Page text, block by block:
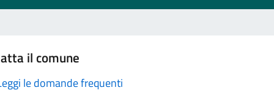
il comune
le domande frequenti